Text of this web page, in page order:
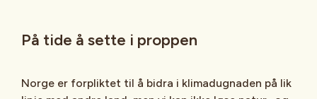
På tide å sette i proppen
Norge er forpliktet til å bidra i klimadugnaden på lik